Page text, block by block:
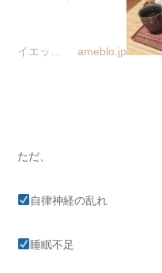
イエッ… ameblo.jp
ただ、
自律神経の乱れ
睡眠不足